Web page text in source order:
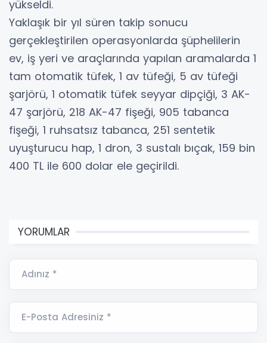
yükseldi.
Yaklaşık bir yıl süren takip sonucu
gerçekleştirilen operasyonlarda şüphelilerin
ev, iş yeri ve araçlarında yapılan aramalarda 1
tam otomatik tüfek, 1 av tüfeği, 5 av tüfeği
şarjörü, 1 otomatik tüfek seyyar dipçiği, 3 AK-
47 şarjörü, 218 AK-47 fişeği, 905 tabanca
fişeği, 1 ruhsatsız tabanca, 251 sentetik
uyuşturucu hap, 1 dron, 3 sustalı bıçak, 159 bin
400 TL ile 600 dolar ele geçirildi.
YORUMLAR
Adınız *
E-Posta Adresiniz *